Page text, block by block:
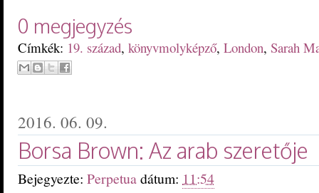
0 megjegyzés
Címkék: 19. század, könyvmolyképző, London, Sarah
2016. 06. 09.
Borsa Brown: Az arab szeretője
Bejegyezte: Perpetuadátum: 11:54